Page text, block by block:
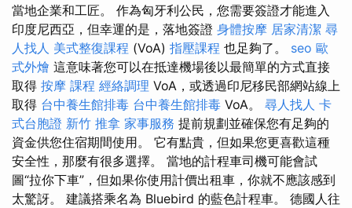
當地企業和工匠。 作為匈牙利公民，您需要簽證才能進入
印度尼西亞，但幸運的是，落地簽證 身體按摩 居家清潔 尋
人找人 美式整復課程 (VoA) 指壓課程 也足夠了。 seo 歐
式外燴 這意味著您可以在抵達機場後以最簡單的方式直接
取得 按摩 課程 經絡調理 VoA，或透過印尼移民部網站線上
取得 台中養生館排毒 台中養生館排毒 VoA。 尋人找人 卡
式台胞證 新竹 推拿 家事服務 提前規劃並確保您有足夠的
資金供您住宿期間使用。 它有點貴，但如果您更喜歡這種
安全性，那麼有很多選擇。 當地的計程車司機可能會試
圖“拉你下車”，但如果你使用計價出租車，你就不應該感到
太驚訝。 建議搭乘名為 Bluebird 的藍色計程車。 德國人往